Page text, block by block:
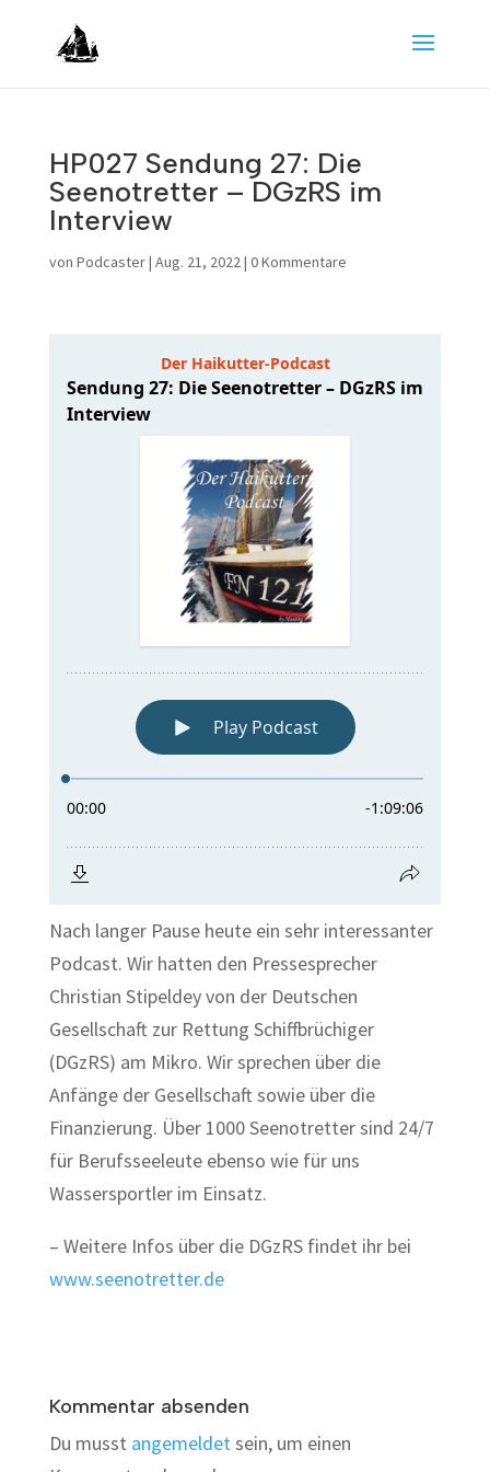
HP027 Sendung 27: Die
Seenotretter – DGzRS im
Interview
von Podcaster| Aug. 21, 2022| 0 Kommentare
Nach langer Pause heute ein sehr interessanter
Podcast. Wir hatten den Pressesprecher
Christian Stipeldey von der Deutschen
Gesellschaft zur Rettung Schiffbrüchiger
(DGzRS) am Mikro. Wir sprechen über die
Anfänge der Gesellschaft sowie über die
Finanzierung. Über 1000 Seenotretter sind 24/7
für Berufsseeleute ebenso wie für uns
Wassersportler im Einsatz.
– Weitere Infos über die DGzRS findet ihr bei
www.seenotretter.de
Kommentar absenden
Du musst angemeldetsein, um einen